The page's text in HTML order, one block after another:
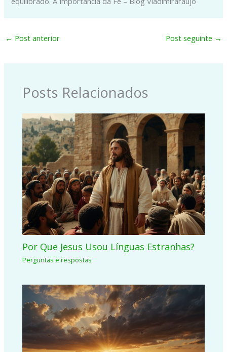
← Post anterior Post seguinte →
Posts Relacionados
Por Que Jesus Usou Línguas Estranhas?
Perguntas e respostas